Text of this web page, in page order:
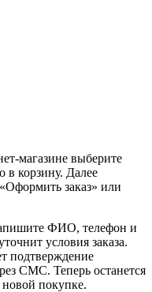
магазине выберите
в корзину. Далее
заказ» или
ФИО, телефон и
условия заказа.
подтверждение
СМС. Теперь останется
новой покупке.